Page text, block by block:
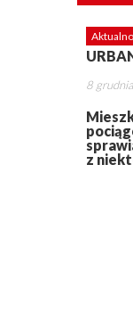
Posted
8
z